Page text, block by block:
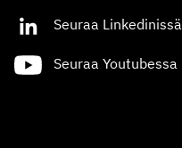
Seuraa Linkedinissä
Seuraa Youtubessa